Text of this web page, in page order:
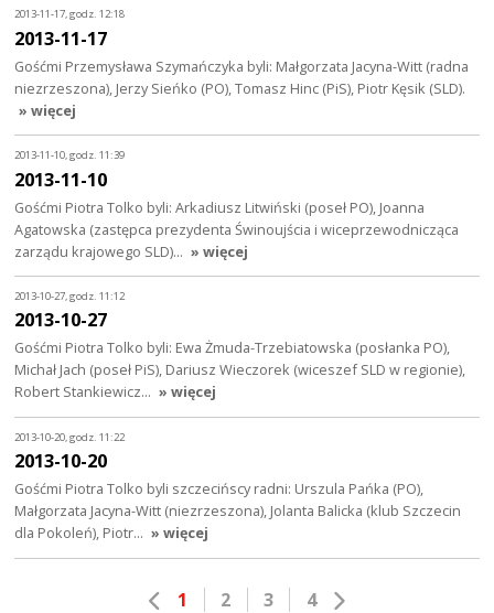
2013-11-17, godz. 12:18
2013-11-17
Gośćmi Przemysława Szymańczyka byli: Małgorzata Jacyna-Witt (radna
niezrzeszona), Jerzy Sieńko (PO), Tomasz Hinc (PiS), Piotr Kęsik (SLD).
» więcej
2013-11-10, godz. 11:39
2013-11-10
Gośćmi Piotra Tolko byli: Arkadiusz Litwiński (poseł PO), Joanna
Agatowska (zastępca prezydenta Świnoujścia i wiceprzewodnicząca
zarządu krajowego SLD)… » więcej
2013-10-27, godz. 11:12
2013-10-27
Gośćmi Piotra Tolko byli: Ewa Żmuda-Trzebiatowska (posłanka PO),
Michał Jach (poseł PiS), Dariusz Wieczorek (wiceszef SLD w regionie),
Robert Stankiewicz… » więcej
2013-10-20, godz. 11:22
2013-10-20
Gośćmi Piotra Tolko byli szczecińscy radni: Urszula Pańka (PO),
Małgorzata Jacyna-Witt (niezrzeszona), Jolanta Balicka (klub Szczecin
dla Pokoleń), Piotr… » więcej
1 2 3 4